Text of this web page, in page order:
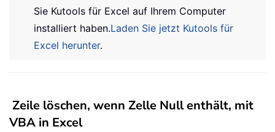
Sie Kutools für Excel auf Ihrem Computer
installiert haben.Laden Sie jetzt Kutools für
Excel herunter.
Zeile löschen, wenn Zelle Null enthält, mit
VBA in Excel